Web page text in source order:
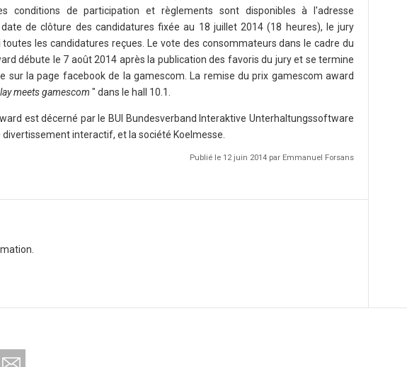
conditions de participation et règlements sont disponibles à l'adresse
date de clôture des candidatures fixée au 18 juillet 2014 (18 heures), le jury
les candidatures reçues. Le vote des consommateurs dans le cadre du
débute le 7 août 2014 après la publication des favoris du jury et se termine
sur la page facebook de la gamescom. La remise du prix gamescom award
meets gamescom " dans le hall 10.1.
est décerné par le BUI Bundesverband Interaktive Unterhaltungssoftware
interactif, et la société Koelmesse.
Publié le 12 juin 2014 par Emmanuel Forsans